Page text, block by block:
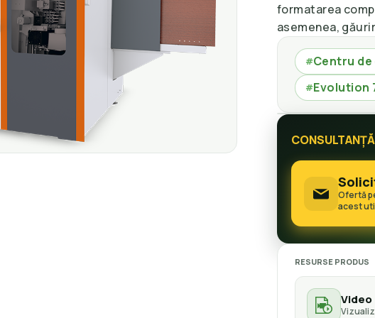
formatarea
asemenea,
#Centru
#Evolution
Ofertă
acest
RESURSE PRODUS
Video